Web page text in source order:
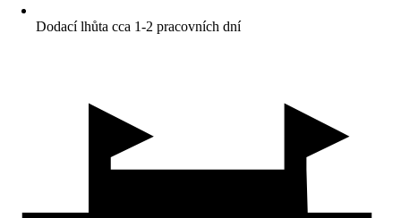
Dodací lhůta cca 1-2 pracovních dní